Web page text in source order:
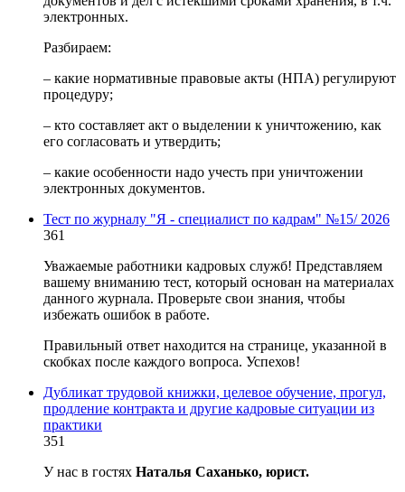
электронных.
Разбираем:
– какие нормативные правовые акты (НПА) регулируют
процедуру;
– кто составляет акт о выделении к уничтожению, как
его согласовать и утвердить;
– какие особенности надо учесть при уничтожении
электронных документов.
Тест по журналу "Я - специалист по кадрам" №15/ 2026
361
Уважаемые работники кадровых служб! Представляем
вашему вниманию тест, который основан на материалах
данного журнала. Проверьте свои знания, чтобы
избежать ошибок в работе.
Правильный ответ находится на странице, указанной в
скобках после каждого вопроса. Успехов!
Дубликат трудовой книжки, целевое обучение, прогул,
продление контракта и другие кадровые ситуации из
практики
351
У нас в гостях Наталья Саханько, юрист.